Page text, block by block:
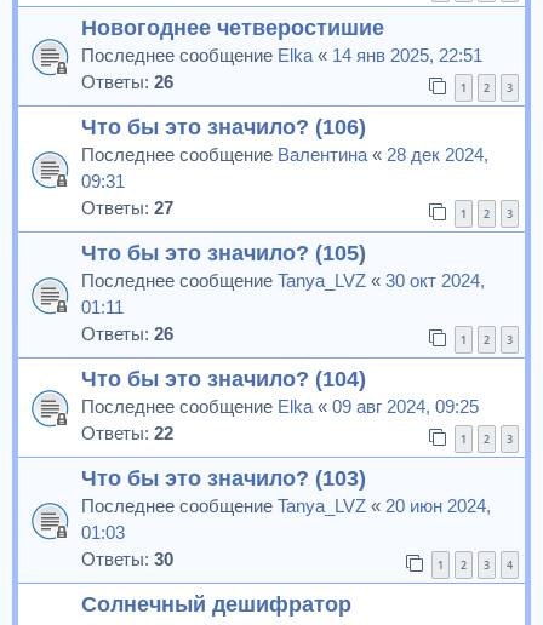
Новогоднее четверостишие
Последнее сообщение Elka « 14 янв 2025, 22:51
Ответы: 26 1 2 3
Что бы это значило? (106)
Последнее сообщение Валентина « 28 дек 2024,
09:31
Ответы: 27 1 2 3
Что бы это значило? (105)
Последнее сообщение Tanya_LVZ « 30 окт 2024,
01:11
Ответы: 26 1 2 3
Что бы это значило? (104)
Последнее сообщение Elka « 09 авг 2024, 09:25
Ответы: 22 1 2 3
Что бы это значило? (103)
Последнее сообщение Tanya_LVZ « 20 июн 2024,
01:03
Ответы: 30 1 2 3 4
Солнечный дешифратор